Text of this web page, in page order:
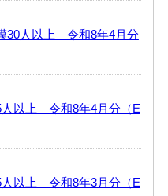
30人以上 令和8年4月分
以上 令和8年4月分（E
以上 令和8年3月分（E